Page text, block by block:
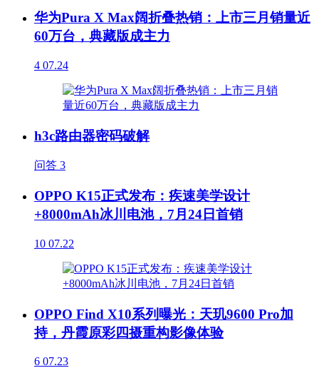
华为Pura X Max阔折叠热销：上市三月销量近
60万台，典藏版成主力
4 07.24
h3c路由器密码破解
问答 3
OPPO K15正式发布：疾速美学设计
+8000mAh冰川电池，7月24日首销
10 07.22
OPPO Find X10系列曝光：天玑9600 Pro加
持，丹霞原彩四摄重构影像体验
6 07.23